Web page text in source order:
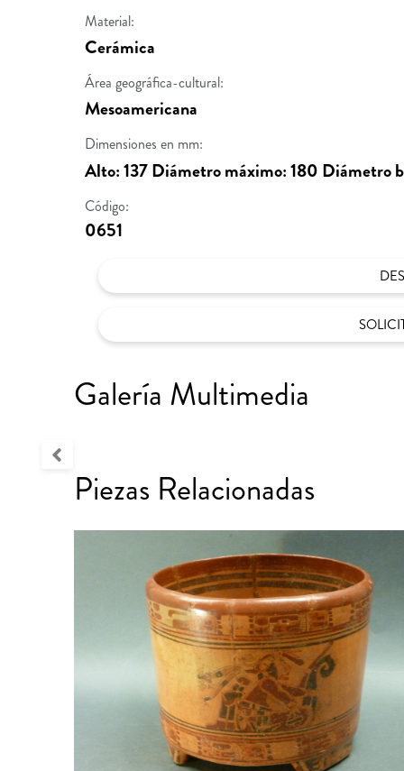
Material:
Cerámica
Área geográfica-cultural:
Mesoamericana
Dimensiones en mm:
Alto: 137 Diámetro máximo: 180 Diámetro
Código:
0651
Galería Multimedia
Piezas Relacionadas